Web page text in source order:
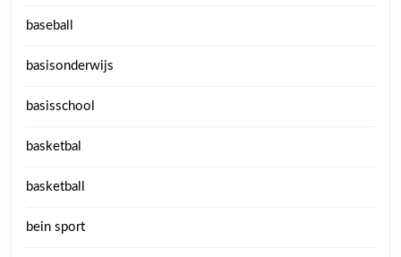
baseball
basisonderwijs
basisschool
basketbal
basketball
bein sport